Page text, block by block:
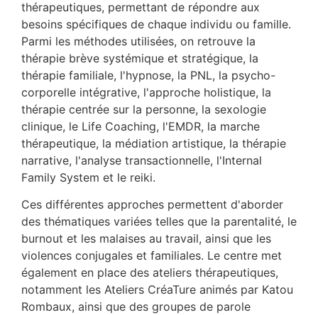
thérapeutiques, permettant de répondre aux
besoins spécifiques de chaque individu ou famille.
Parmi les méthodes utilisées, on retrouve la
thérapie brève systémique et stratégique, la
thérapie familiale, l'hypnose, la PNL, la psycho-
corporelle intégrative, l'approche holistique, la
thérapie centrée sur la personne, la sexologie
clinique, le Life Coaching, l'EMDR, la marche
thérapeutique, la médiation artistique, la thérapie
narrative, l'analyse transactionnelle, l'Internal
Family System et le reiki.
Ces différentes approches permettent d'aborder
des thématiques variées telles que la parentalité, le
burnout et les malaises au travail, ainsi que les
violences conjugales et familiales. Le centre met
également en place des ateliers thérapeutiques,
notamment les Ateliers CréaTure animés par Katou
Rombaux, ainsi que des groupes de parole